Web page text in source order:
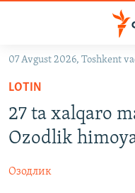
Асосий
навигацияга
ўтинг
Қидиришга
OZODVIDEO
OZODARXIV
На русском
07 Avgust 2026, Toshkent
LOTIN
27 ta xalqaro
Ozodlik
Озодлик